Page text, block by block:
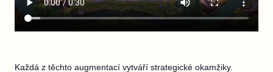
Každá z těchto augmentací vytváří strategické okamžiky.